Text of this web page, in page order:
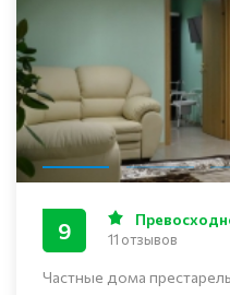
Частные дома
9 11 отзывов